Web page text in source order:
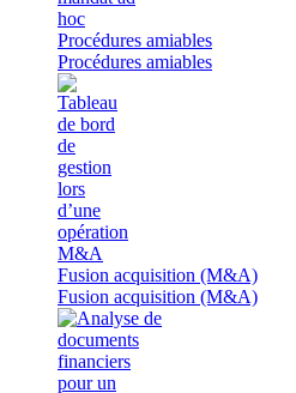
Procédures amiables
Procédures amiables
Fusion acquisition (M&A)
Fusion acquisition (M&A)